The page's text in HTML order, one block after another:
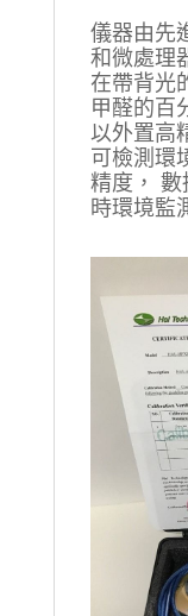
儀器由先
和微處理
在帶背光
甲醛的百
以外置高
可檢測環
精度， 數
時環境監